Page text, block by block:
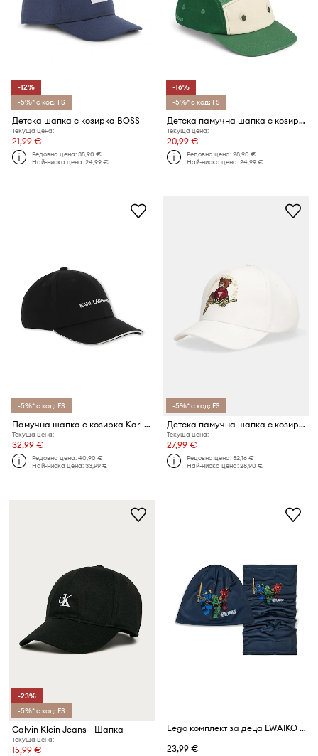
-12%
-5%* с код: FS
Детска шапка с козирка BOSS
Текуща цена:
21,99 €
Редовна цена:35,90 €
Най-ниска цена:24,99 €
-16%
-5%* с код: FS
Детска памучна шапка с козирка Liewood Rory Dino Cap
Текуща цена:
20,99 €
Редовна цена:28,90 €
Най-ниска цена:24,99 €
-5%* с код: FS
Памучна шапка с козирка Karl Lagerfeld
Текуща цена:
32,99 €
Редовна цена:40,90 €
Най-ниска цена:33,99 €
-5%* с код: FS
Детска памучна шапка с козирка Guess
Текуща цена:
27,99 €
Редовна цена:32,16 €
Най-ниска цена:28,90 €
-23%
-5%* с код: FS
Calvin Klein Jeans - Шапка
Текуща цена:
15,99 €
Lego комплект за деца LWAIKO 605
23,99 €